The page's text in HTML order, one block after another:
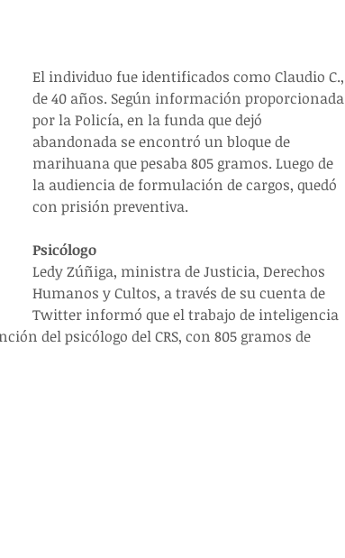
El individuo fue identificados como Claudio C.,
de 40 años. Según información proporcionada
por la Policía, en la funda que dejó
abandonada se encontró un bloque de
marihuana que pesaba 805 gramos. Luego de
la audiencia de formulación de cargos, quedó
con prisión preventiva.
Psicólogo
Ledy Zúñiga, ministra de Justicia, Derechos
Humanos y Cultos, a través de su cuenta de
Twitter informó que el trabajo de inteligencia
del psicólogo del CRS, con 805 gramos de